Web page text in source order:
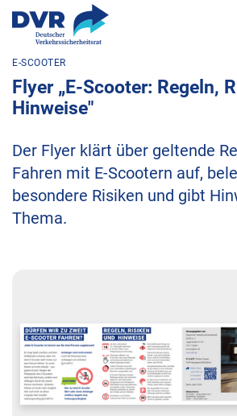
ZUM HAUPTINHALT SPRINGEN
ZUR SUCHE SPRINGEN
E-SCOOTER
Flyer „E-Scooter: Regeln,
Hinweise"
Der Flyer klärt über geltende
Fahren mit E-Scootern auf,
besondere Risiken und gibt
Thema.